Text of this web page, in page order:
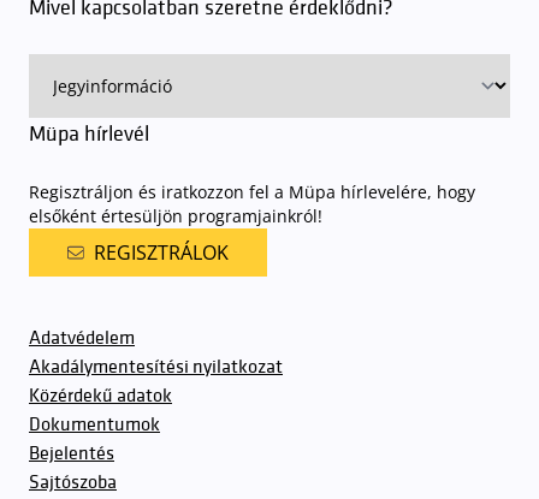
Mivel kapcsolatban szeretne érdeklődni?
Müpa hírlevél
Regisztráljon és iratkozzon fel a Müpa hírlevelére, hogy
elsőként értesüljön programjainkról!
REGISZTRÁLOK
Adatvédelem
Akadálymentesítési nyilatkozat
Közérdekű adatok
Dokumentumok
Bejelentés
Sajtószoba